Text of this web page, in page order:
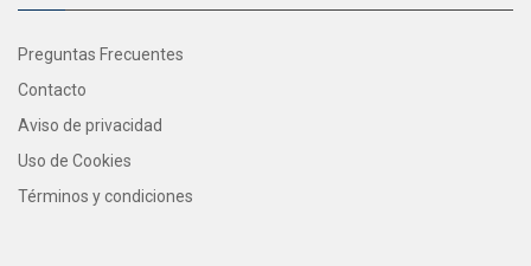
Preguntas Frecuentes
Contacto
Aviso de privacidad
Uso de Cookies
Términos y condiciones